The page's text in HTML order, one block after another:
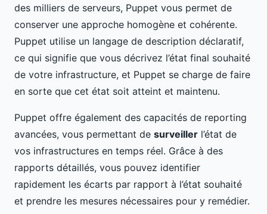
des milliers de serveurs, Puppet vous permet de
conserver une approche homogène et cohérente.
Puppet utilise un langage de description déclaratif,
ce qui signifie que vous décrivez l’état final souhaité
de votre infrastructure, et Puppet se charge de faire
en sorte que cet état soit atteint et maintenu.
Puppet offre également des capacités de reporting
avancées, vous permettant de surveiller l’état de
vos infrastructures en temps réel. Grâce à des
rapports détaillés, vous pouvez identifier
rapidement les écarts par rapport à l’état souhaité
et prendre les mesures nécessaires pour y remédier.